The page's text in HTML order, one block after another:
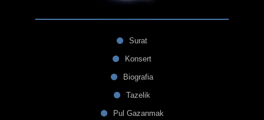
Surat
Konsert
Biografia
Tazelik
Pul Gazanmak